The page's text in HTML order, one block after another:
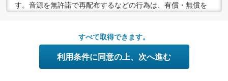
す。音源を無許諾で再配布するなどの行為は、有償・無償を
●配信の方法やコンテンツの中身については、事前の告知なく
変更する場合がありますので、あらかじめご了承ください。
すべて取得できます。
利用条件に同意の上、次へ進む